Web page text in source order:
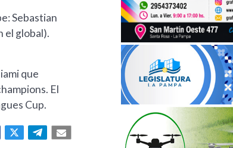
Sebastian
el global).
que
El
Cup.